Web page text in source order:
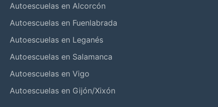
Autoescuelas en Alcorcón
Autoescuelas en Fuenlabrada
Autoescuelas en Leganés
Autoescuelas en Salamanca
Autoescuelas en Vigo
Autoescuelas en Gijón/Xixón